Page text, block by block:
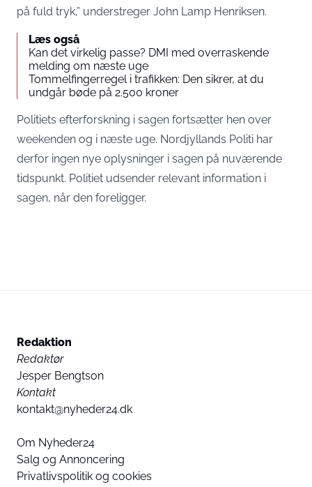
på fuld tryk,” understreger John Lamp Henriksen.
Læs også
Kan det virkelig passe? DMI med overraskende
melding om næste uge
Tommelfingerregel i trafikken: Den sikrer, at du
undgår bøde på 2.500 kroner
Politiets efterforskning i sagen fortsætter hen over
weekenden og i næste uge. Nordjyllands Politi har
derfor ingen nye oplysninger i sagen på nuværende
tidspunkt. Politiet udsender relevant information i
sagen, når den foreligger.
Redaktion
Redaktør
Jesper Bengtson
Kontakt
kontakt@nyheder24.dk
Om Nyheder24
Salg og Annoncering
Privatlivspolitik og cookies